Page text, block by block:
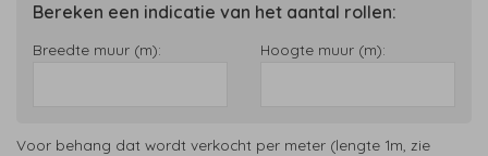
Bereken een indicatie van het aantal rollen:
Breedte muur (m): Hoogte muur (m):
Voor behang dat wordt verkocht per meter (lengte 1m, zie